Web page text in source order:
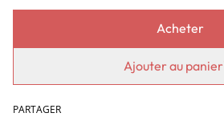
Acheter
Ajouter au panier
PARTAGER